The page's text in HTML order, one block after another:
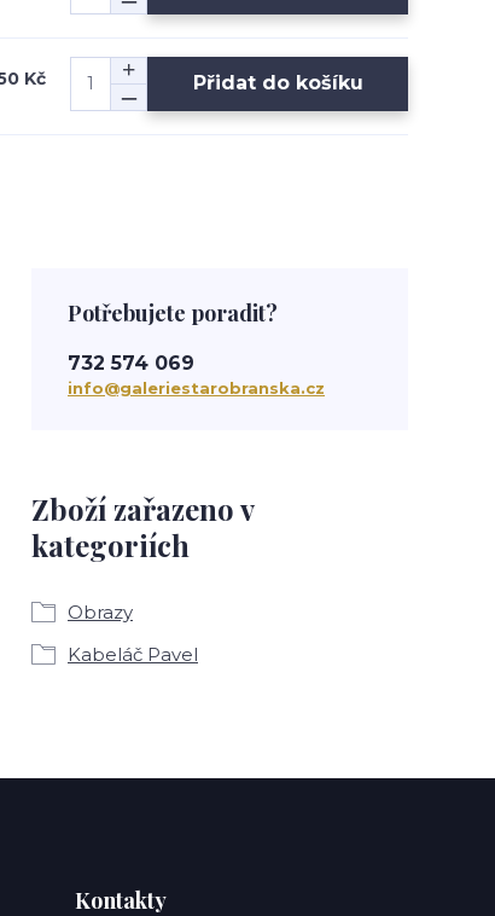
Kč Přidat do košíku
Zboží zařazeno v
kategoriích
Obrazy
Kabeláč Pavel
Potřebujete poradit?
732 574 069
info@galeriestarobranska.cz
Kontakty